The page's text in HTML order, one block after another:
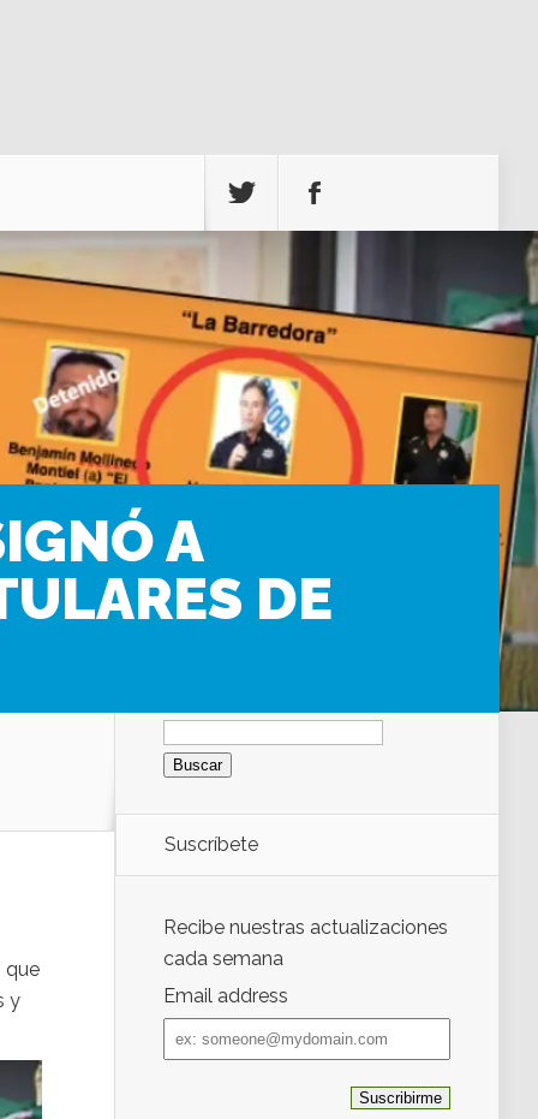
A
DE
que
y
Buscar:
Suscríbete
Recibe nuestras actualizaciones
cada semana
Email address
Email
address